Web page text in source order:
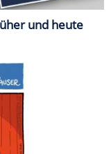
und heute